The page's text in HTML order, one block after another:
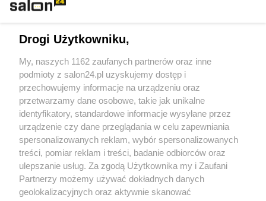
Sport
Społeczeństwo
Kultura
X Facebook Instagram Youtube
Drogi Użytkowniku,
My, naszych 1162 zaufanych partnerów oraz inne
podmioty z salon24.pl uzyskujemy dostęp i
przechowujemy informacje na urządzeniu oraz
przetwarzamy dane osobowe, takie jak unikalne
identyfikatory, standardowe informacje wysyłane przez
urządzenie czy dane przeglądania w celu zapewniania
spersonalizowanych reklam, wybór spersonalizowanych
treści, pomiar reklam i treści, badanie odbiorców oraz
ulepszanie usług. Za zgodą Użytkownika my i Zaufani
Partnerzy możemy używać dokładnych danych
geolokalizacyjnych oraz aktywnie skanować